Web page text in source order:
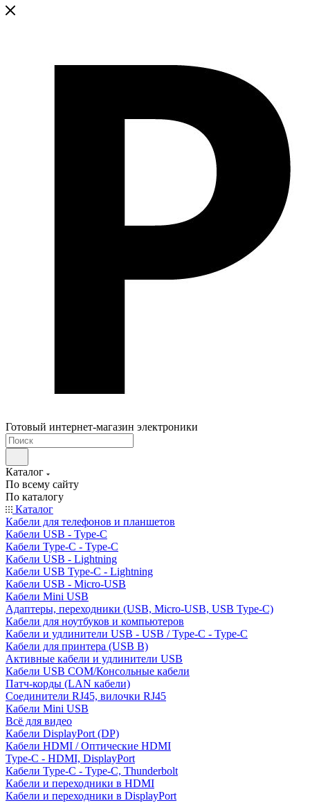
Готовый интернет-магазин электроники
Каталог
По всему сайту
По каталогу
Каталог
Кабели для телефонов и планшетов
Кабели USB - Type-C
Кабели Type-C - Type-C
Кабели USB - Lightning
Кабели USB Type-C - Lightning
Кабели USB - Micro-USB
Кабели Mini USB
Адаптеры, переходники (USB, Micro-USB, USB Type-C)
Кабели для ноутбуков и компьютеров
Кабели и удлинители USB - USB / Type-C - Type-C
Кабели для принтера (USB B)
Активные кабели и удлинители USB
Кабели USB COM/Консольные кабели
Патч-корды (LAN кабели)
Соединители RJ45, вилочки RJ45
Кабели Mini USB
Всё для видео
Кабели DisplayPort (DP)
Кабели HDMI / Оптические HDMI
Type-C - HDMI, DisplayPort
Кабели Type-C - Type-C, Thunderbolt
Кабели и переходники в HDMI
Кабели и переходники в DisplayPort